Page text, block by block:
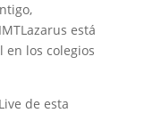
está
los colegios
de esta